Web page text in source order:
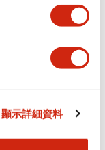
顯示詳細資料
顯示全部+